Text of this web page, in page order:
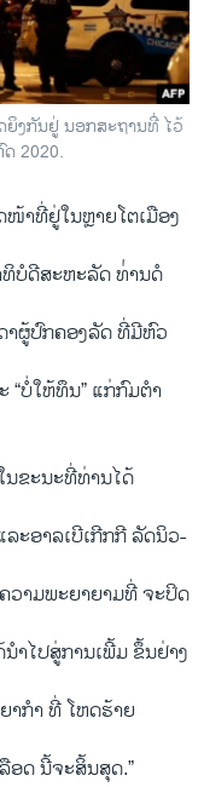
ງກັນຢູ່ ນອກສະຖານທີ່ ໄວ້
2020.
າທີ່ຢູ່ໃນຫຼາຍໂຕເມືອງ
ບໍດີສະຫະລັດ ທ່່ານດໍ
າຜູ້ປົກຄອງລັດ ທີ່ມີຫົວ
“ບໍ່ໃຫ້ທຶນ” ແກ່ກົມຕໍາ
ຂະນະທີ່ທ່ານໄດ້
ະອາລເບີເກີກກີ ລັດນິວ-
ວາມພະຍາຍາມທີ່ ຈະປິດ
ຳໄປສູ່ການເພີ້ມ ຂຶ້ນຢ່າງ
າກໍາ ທີ່ ໂຫດຮ້າຍ
ອດ ນີ້ຈະສິ້ນສຸດ.”